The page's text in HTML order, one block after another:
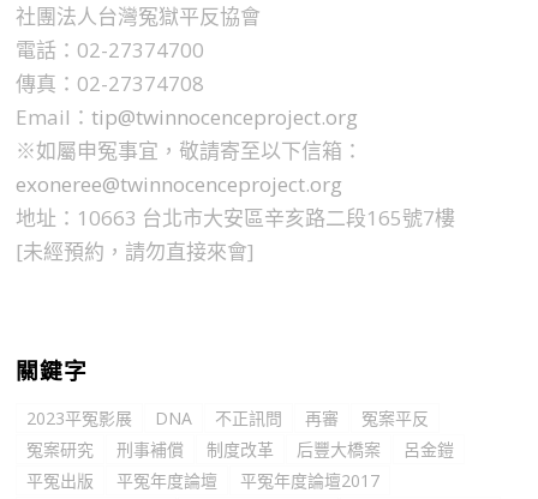
社團法人台灣冤獄平反協會
電話：02-27374700
傳真：02-27374708
Email：tip@twinnocenceproject.org
※如屬申冤事宜，敬請寄至以下信箱：
exoneree@twinnocenceproject.org
地址：10663 台北市大安區辛亥路二段165號7樓
[未經預約，請勿直接來會]
關鍵字
2023平冤影展 DNA 不正訊問 再審
冤案平反
冤案研究
刑事補償 制度改革 后豐大橋案
呂金鎧
平冤出版
平冤年度論壇 平冤年度論壇2017